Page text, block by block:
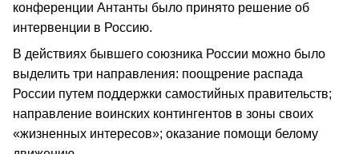
конференции Антанты было принято решение об
интервенции в Россию.
В действиях бывшего союзника России можно было
выделить три направления: поощрение распада
России путем поддержки самостийных правительств;
направление воинских контингентов в зоны своих
«жизненных интересов»; оказание помощи белому